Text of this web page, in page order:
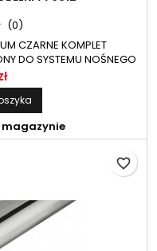
(0)
CZARNE KOMPLET
DO SYSTEMU NOŚNEGO
magazynie
favorite_border